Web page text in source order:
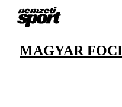
MAGYAR FOCI